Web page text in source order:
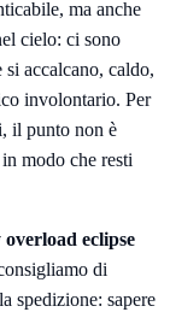
ma anche
cielo: ci sono
si accalcano, caldo,
involontario. Per
il punto non è
modo che resti
eclipse
di
spedizione: sapere